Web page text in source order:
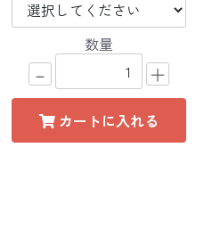
数量
－ ＋
カートに入れる